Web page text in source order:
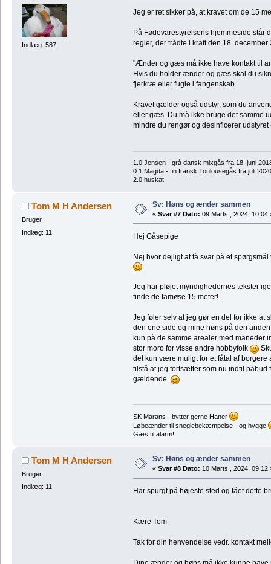
Indlæg: 587
Jeg er ret sikker på, at kravet om de 15
På Fødevarestyrelsens hjemmeside står
regler, der trådte i kraft den 18.
"Ænder og gæs må ikke have kontakt til
Hvis du holder ænder og gæs skal du
fjerkræ eller fugle i fangenskab.
Kravet gælder også udstyr, som du
eller gæs. Du må ikke bruge det samme
mindre du rengør og desinficerer
1.0 Jensen - grå dansk mixgås fra 18. juni
0.1 Magda - fin fransk Toulousegås fra juli 2020
2.0 huskat
Tom M H Andersen
Bruger
Indlæg: 11
Sv: Høns og ænder sammen
« Svar #7 Dato: 09 Marts , 2024, 10:04
Hej Gåsepige
Nej hvor dejligt at få svar på et
Jeg har pløjet myndighedernes tekster
finde de famøse 15 meter!
Jeg føler selv at jeg gør en del for ikke
den ene side og mine høns på den
kun på de samme arealer med måneder
stor moro for visse andre hobbyfolk
det kun være muligt for et fåtal af borgere
tilstå at jeg fortsætter som nu indtil
gældende
SK Marans - bytter gerne Haner
Løbeænder til sneglebekæmpelse - og hygge
Gæs til alarm!
Tom M H Andersen
Bruger
Indlæg: 11
Sv: Høns og ænder sammen
« Svar #8 Dato: 10 Marts , 2024, 09:12
Har spurgt på højeste sted og fået dette
Kære Tom
Tak for din henvendelse vedr. kontakt